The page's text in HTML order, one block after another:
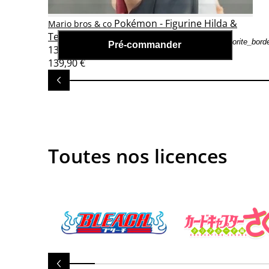
Pré-commander
Mario bros & co Pokémon - Figurine Hilda &
Tepig - ARTFXJ Kotobukiya
134,90 €
139,90 €
Toutes nos licences